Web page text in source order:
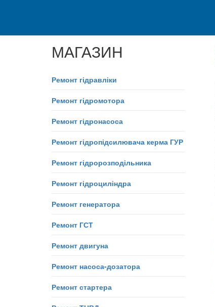
МАГАЗИН
Ремонт гідравліки
Ремонт гідромотора
Ремонт гідронасоса
Ремонт гідропідсилювача керма ГУР
Ремонт гідророзподільника
Ремонт гідроциліндра
Ремонт генератора
Ремонт ГСТ
Ремонт двигуна
Ремонт насоса-дозатора
Ремонт стартера